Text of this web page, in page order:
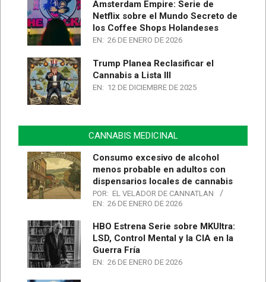
Amsterdam Empire: Serie de
Netflix sobre el Mundo Secreto de
los Coffee Shops Holandeses
EN: 26 DE ENERO DE 2026
Trump Planea Reclasificar el
Cannabis a Lista III
EN: 12 DE DICIEMBRE DE 2025
CANNABIS MEDICINAL
Consumo excesivo de alcohol
menos probable en adultos con
dispensarios locales de cannabis
POR: EL VELADOR DE CANNATLAN
EN: 26 DE ENERO DE 2026
HBO Estrena Serie sobre MKUltra:
LSD, Control Mental y la CIA en la
Guerra Fría
EN: 26 DE ENERO DE 2026